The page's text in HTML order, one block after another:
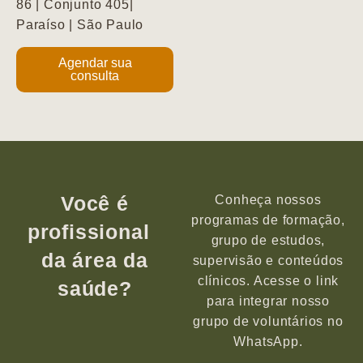
86 | Conjunto 405|
Paraíso | São Paulo
Agendar sua
consulta
Você é
profissional
da área da
saúde?
Conheça nossos
programas de formação,
grupo de estudos,
supervisão e conteúdos
clínicos. Acesse o link
para integrar nosso
grupo de voluntários no
WhatsApp.